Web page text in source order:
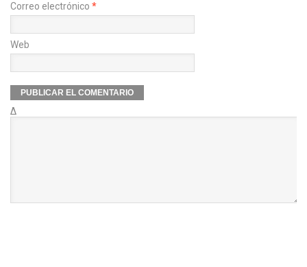
Correo electrónico *
Web
Δ